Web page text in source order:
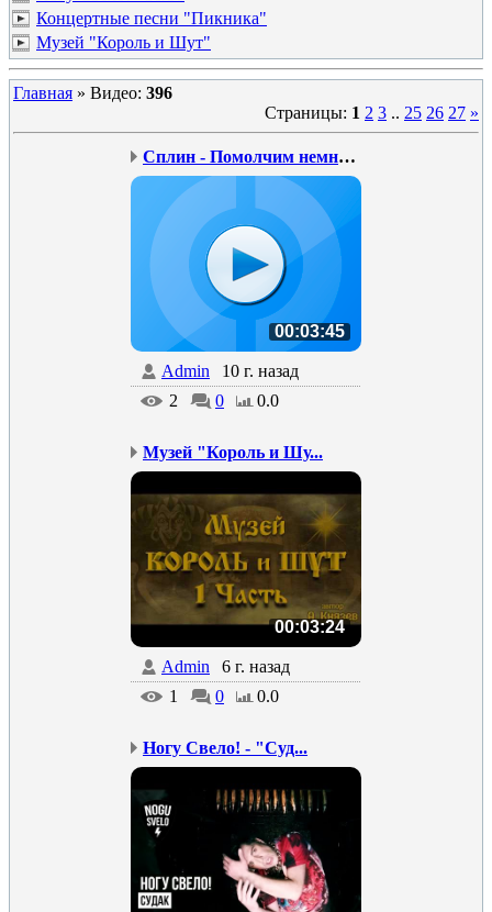
Концертные песни "Пикника"
Музей "Король и Шут"
Главная » Видео: 396
Страницы: 1 2 3 .. 25 26 27 »
Сплин - Помолчим немного
00:03:45
Admin
10 г. назад
2
0 0.0
Музей "Король и Шу...
00:03:24
Admin
6 г. назад
1
0 0.0
Ногу Свело! - "Суд...